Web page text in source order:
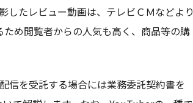
したレビュー動画は、テレビＣＭなどより
め閲覧者からの人気も高く、商品等の購
信を受託する場合には業務委託契約書を